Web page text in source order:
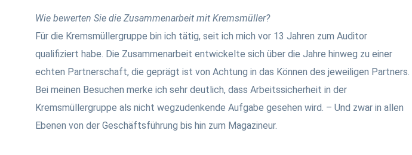
Wie bewerten Sie die Zusammenarbeit mit Kremsmüller?
Für die Kremsmüllergruppe bin ich tätig, seit ich mich vor 13 Jahren zum Auditor
qualifiziert habe. Die Zusammenarbeit entwickelte sich über die Jahre hinweg zu einer
echten Partnerschaft, die geprägt ist von Achtung in das Können des jeweiligen Partners.
Bei meinen Besuchen merke ich sehr deutlich, dass Arbeitssicherheit in der
Kremsmüllergruppe als nicht wegzudenkende Aufgabe gesehen wird. – Und zwar in allen
Ebenen von der Geschäftsführung bis hin zum Magazineur.